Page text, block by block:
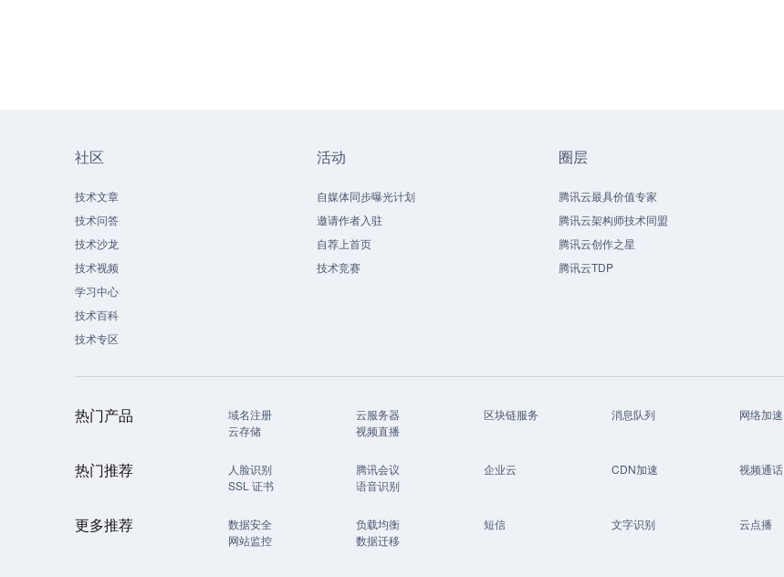
社区
技术文章
技术问答
技术沙龙
技术视频
学习中心
技术百科
技术专区
活动
自媒体同步曝光计划
邀请作者入驻
自荐上首页
技术竞赛
圈层
腾讯云最具价值专家
腾讯云架构师技术同盟
腾讯云创作之星
腾讯云TDP
热门产品 域名注册 云服务器 区块链服务 消息队列 网络加速
云存储
视频直播
热门推荐 人脸识别 腾讯会议 企业云 CDN加速 视频通话
SSL 证书
语音识别
更多推荐 数据安全 负载均衡 短信 文字识别 云点播
网站监控
数据迁移